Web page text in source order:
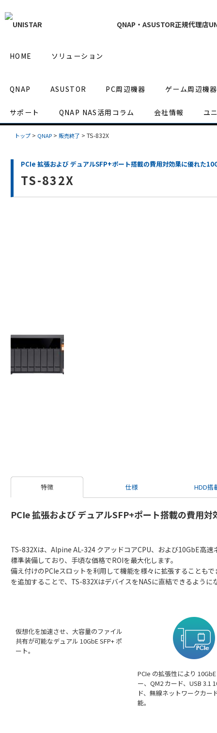
QNAP・ASUSTOR正規代理店
HOME ソリューション
QNAP ASUSTOR PC周辺機器 ゲーム周辺機器
サポート QNAP NAS活用コラム 会社情報 ユ
トップ > QNAP > 販売終了 > TS-832X
PCIe 拡張および デュアルSFP+ポート搭載の費用対効果に優れた
TS-832X
特徴 仕様 HDD搭
PCIe 拡張および デュアルSFP+ポート搭載の費用
TS-832Xは、Alpine AL-324 クアッドコアCPU、および10GbE高
標準装備しており、手頃な価格でROIを最大化します。
備え付けのPCIeスロットを利用して機能を様々に拡張することも
を追加することで、TS-832XはデバイスをNASに直結できるよう
仮想化を加速させ、大容量のファイル
共有が可能なデュアル 10GbE SFP+ ポ
ート。
PCIe の拡張性により
ー、QM2 カード、USB 3.1
ド、無線ネットワークカー
能。